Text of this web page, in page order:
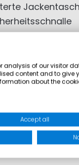
Schultern und
Kragen
analysis of our visitor
content and to give
about the
Accept all